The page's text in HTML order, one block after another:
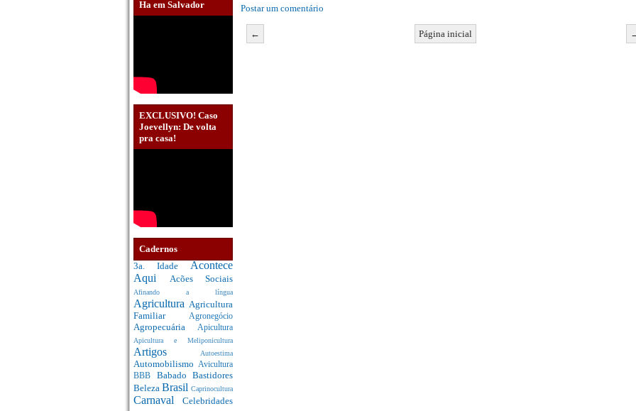
Ha em Salvador
EXCLUSIVO! Caso
Joevellyn: De volta
pra casa!
Cadernos
3a. Idade Acontece
Aqui Acões Sociais
Afinando a língua
Agricultura Agricultura
Familiar Agronegócio
Agropecuária Apicultura
Apicultura e Meliponicultura
Artigos Autoestima
Automobilismo Avicultura
BBB Babado Bastidores
Beleza Brasil Caprinocultura
Carnaval Celebridades
Postar um comentário
← Página inicial